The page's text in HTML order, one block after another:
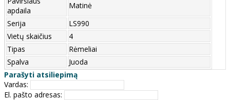
apdaila
Matinė
Serija
LS990
Vietų skaičius
4
Tipas
Rėmeliai
Spalva
Juoda
Parašyti atsiliepimą
Vardas:
El. pašto adresas: